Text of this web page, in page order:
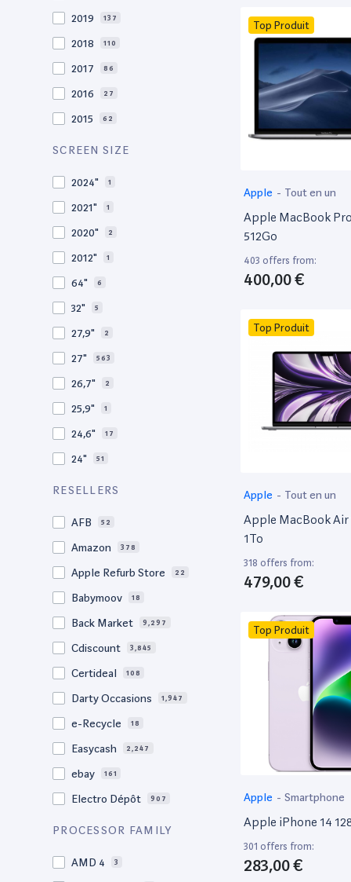
2019 137
2018 110
2017 86
2016 27
2015 62
2014
SCREEN SIZE
2024" 1
2021" 1
2020" 2
2012" 1
64" 6
32" 5
27,9" 2
27" 563
26,7" 2
25,9" 1
24,6" 17
24" 51
21,5"
15.5" 1
15,4"
RESELLERS
AFB 52
Amazon 378
Apple Refurb Store 22
Babymoov 18
Back Market 9,297
Cdiscount 3,845
Certideal 108
Darty Occasions 1,947
e-Recycle 18
Easycash 2,247
ebay 161
Electro Dépôt 907
Factorefurb
PROCESSOR FAMILY
AMD 4 3
Top Produit
Apple - Tout en un
Apple MacBook Pro
512Go
403 offers from:
400,00 €
Top Produit
Apple - Tout en un
Apple MacBook Air
1To
318 offers from:
479,00 €
Top Produit
Apple - Smartphone
Apple iPhone 14
301 offers from:
283,00 €